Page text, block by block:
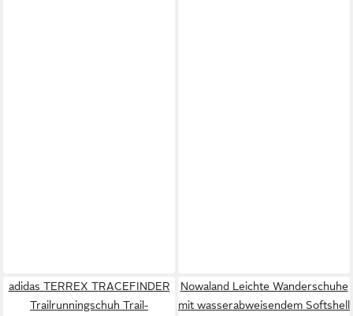
adidas TERREX TRACEFINDER
Trailrunningschuh Trail-
Nowaland Leichte Wanderschuhe
mit wasserabweisendem Softshell